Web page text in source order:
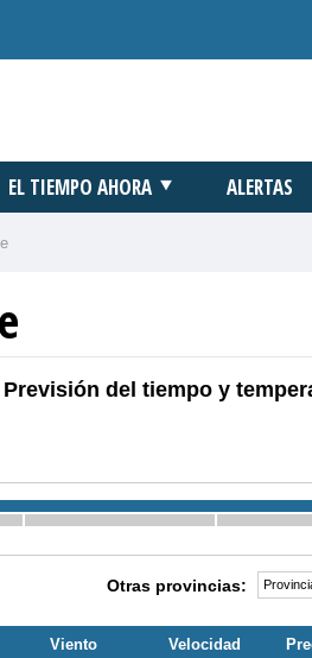
EL TIEMPO AHORA ALERTAS
del tiempo y
Otras provincias:
Viento Velocidad